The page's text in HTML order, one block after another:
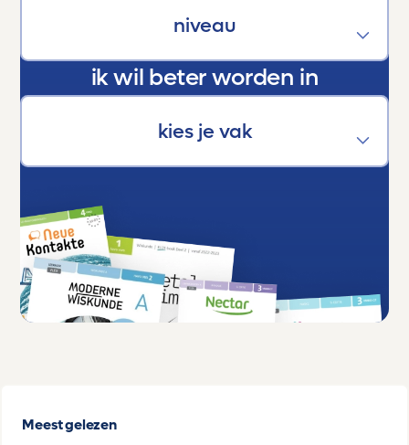
ik wil beter worden in
Meest gelezen